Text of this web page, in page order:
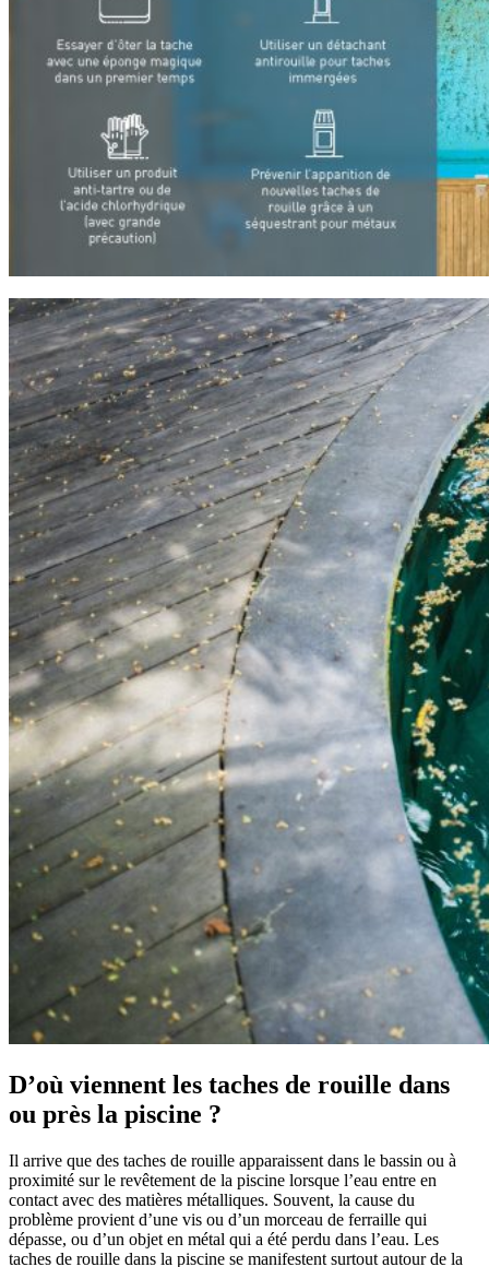
D’où viennent les taches de rouille dans
ou près la piscine ?
Il arrive que des taches de rouille apparaissent dans le bassin ou à
proximité sur le revêtement de la piscine lorsque l’eau entre en
contact avec des matières métalliques. Souvent, la cause du
problème provient d’une vis ou d’un morceau de ferraille qui
dépasse, ou d’un objet en métal qui a été perdu dans l’eau. Les
taches de rouille dans la piscine se manifestent surtout autour de la